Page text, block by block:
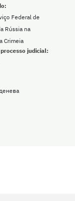
Federal de
Rússia na
Crimeia
judicial: